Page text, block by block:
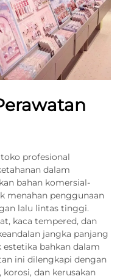
profesional
dalam
bahan komersial-
menahan penggunaan
lalu lintas tinggi.
kaca tempered, dan
jangka panjang
bahkan dalam
ini dilengkapi dengan
dan kerusakan